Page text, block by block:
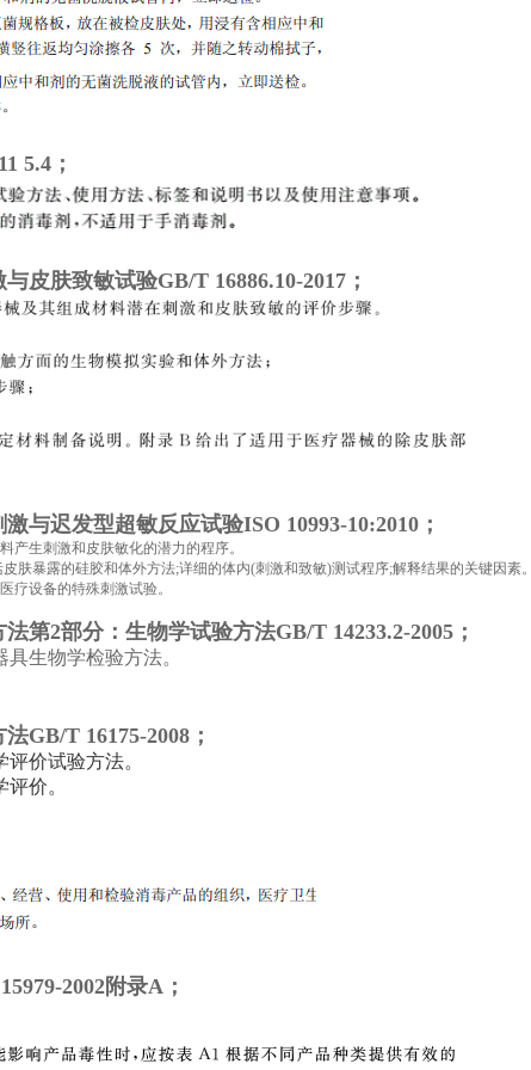
5.4；
皮肤致敏试验GB/T 16886.10-2017；
与迟发型超敏反应试验ISO 10993-10:2010；
产生刺激和皮肤敏化的潜力的程序。
皮肤暴露的硅胶和体外方法;详细的体内(刺激和致敏)测试程序;解释结果的关键因
疗设备的特殊刺激试验。
第2部分：生物学试验方法GB/T 14233.2-2005；
生物学检验方法。
GB/T 16175-2008；
价试验方法。
价。
2002附录A；